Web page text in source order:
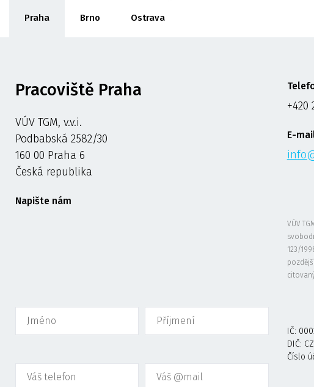
Praha Brno Ostrava
Pracoviště Praha
VÚV TGM, v.v.i.
Podbabská 2582/30
160 00 Praha 6
Česká republika
Napište nám
+420
E-
VÚV
123/
IČ:
DIČ:
Číslo